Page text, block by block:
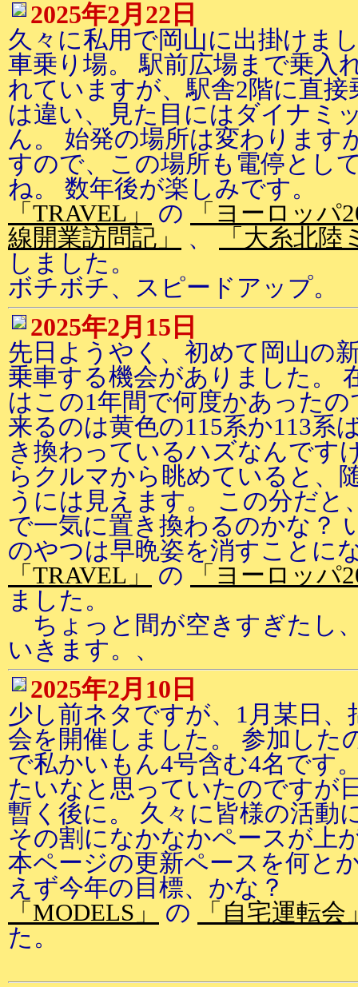
2025年2月22日
久々に私用で岡山に出掛けま
車乗り場。 駅前広場まで乗入
れていますが、駅舎2階に直
は違い、見た目にはダイナミ
ん。 始発の場所は変わります
すので、この場所も電停とし
ね。 数年後が楽しみです。
「TRAVEL」
の
「ヨーロッパ
線開業訪問記」
、
「大糸北陸
しました。
ボチボチ、スピードアップ。
2025年2月15日
先日ようやく、初めて岡山の
乗車する機会がありました。
はこの1年間で何度かあった
来るのは黄色の115系か113系
き換わっているハズなんです
らクルマから眺めていると、
うには見えます。 この分だと
で一気に置き換わるのかな？
のやつは早晩姿を消すことに
「TRAVEL」
の
「ヨーロッパ
ました。
ちょっと間が空きすぎたし
いきます。、
2025年2月10日
少し前ネタですが、1月某日
会を開催しました。 参加した
で私かいもん4号含む4名です
たいなと思っていたのですが
暫く後に。 久々に皆様の活動
その割になかなかペースが上
本ページの更新ペースを何と
えず今年の目標、かな？
「MODELS」
の
「自宅運転会
た。